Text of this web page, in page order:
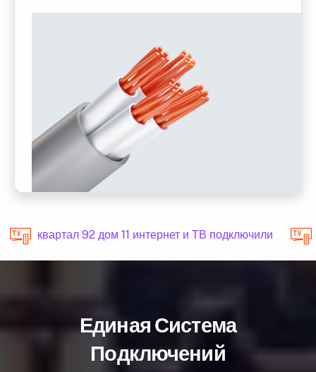
квартал 92 дом 11 интернет и ТВ подключили
Единая Система
Подключений